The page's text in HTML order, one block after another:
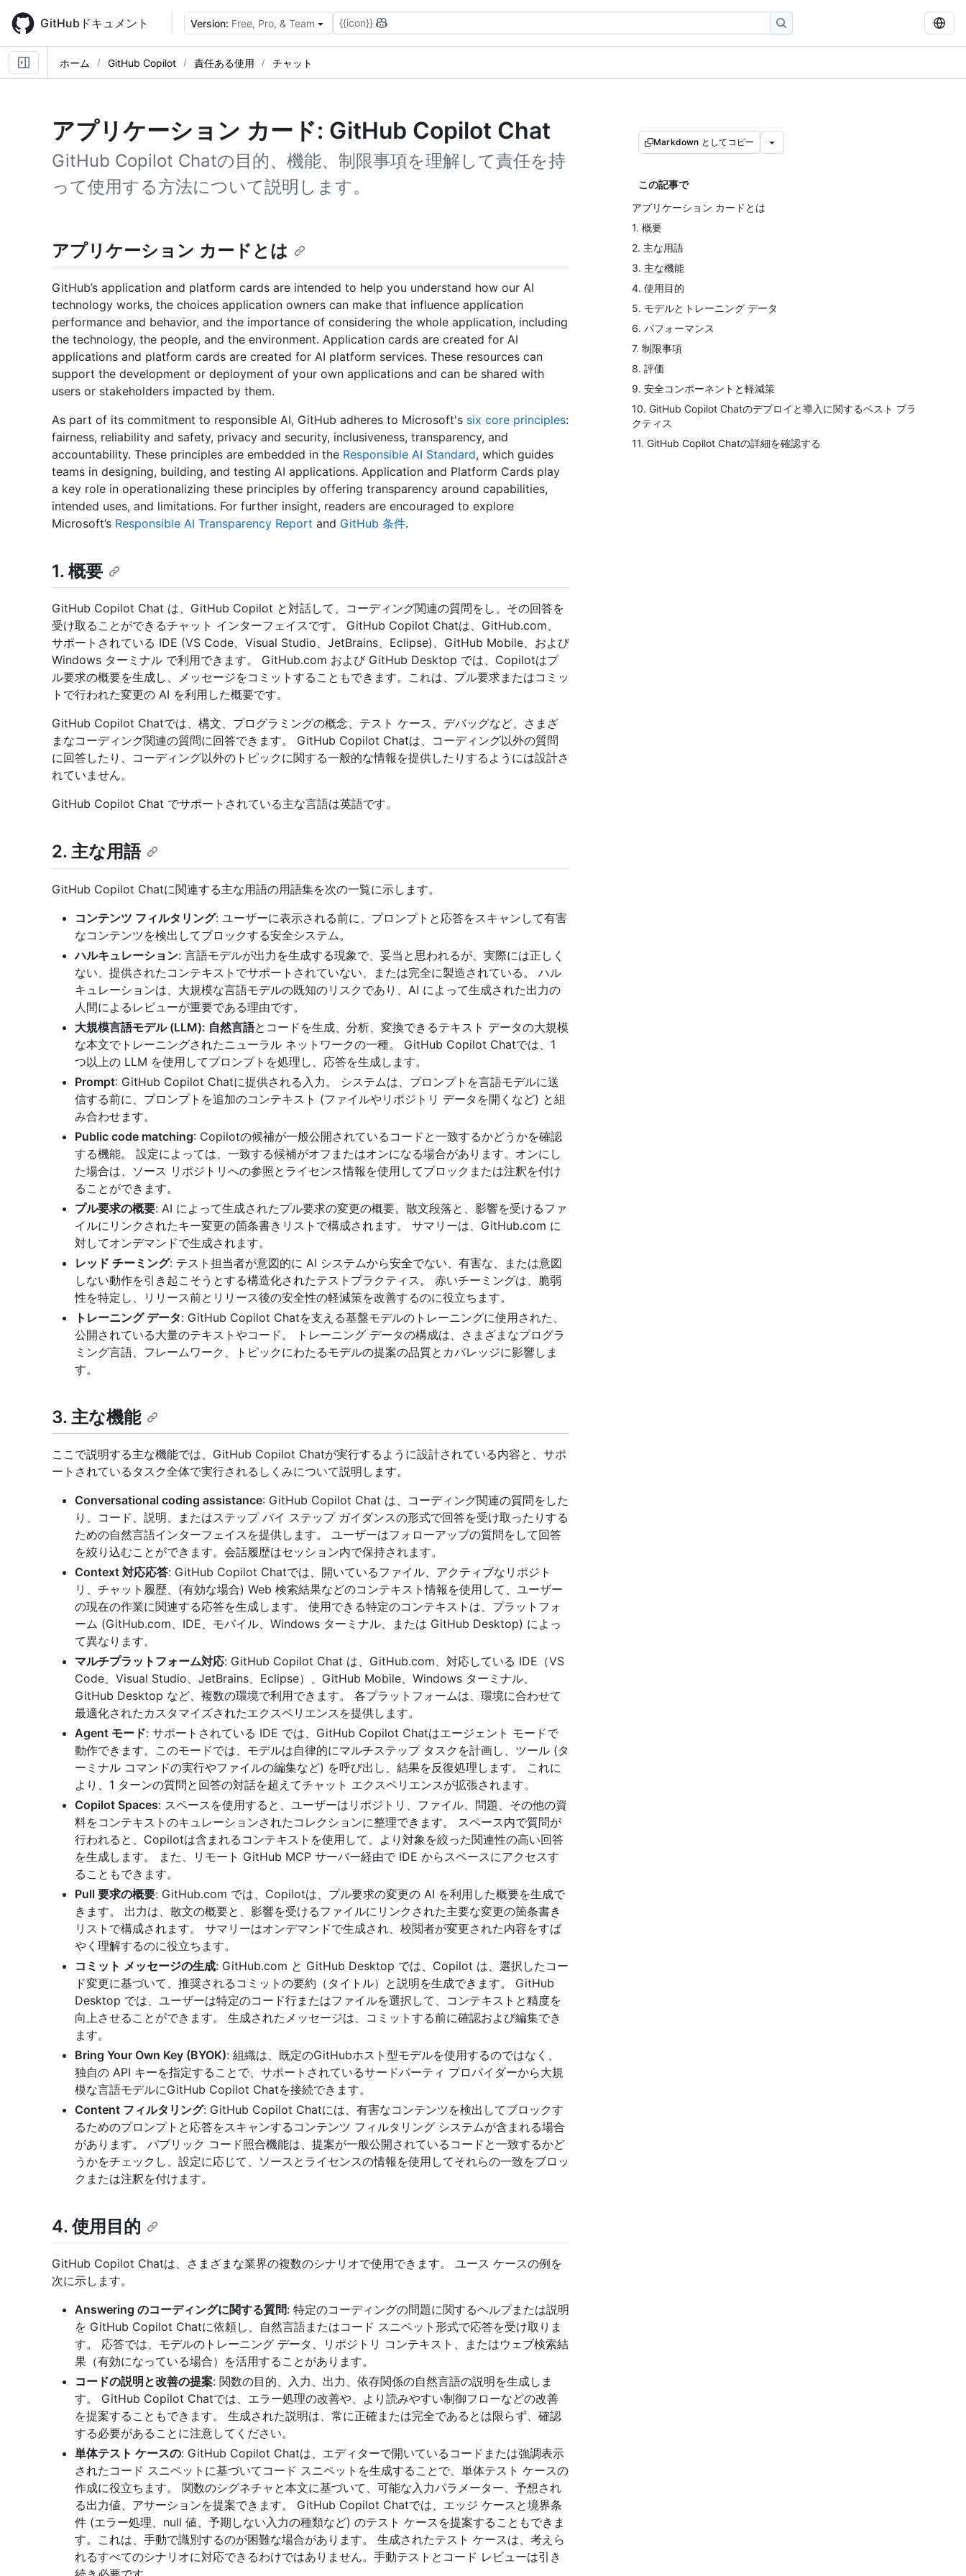
main
content
GitHubドキュメント Version: Free, Pro, & Team {{icon}}
ホーム GitHub Copilot 責任ある使用 チャット
アプリケーション カード: GitHub Copilot Chat
GitHub Copilot Chatの目的、機能、制限事項を理解して責任を持
って使用する方法について説明します。
Markdown としてコピー
この記事で
アプリケーション カードとは
1. 概要
2. 主な用語
3. 主な機能
4. 使用目的
5. モデルとトレーニング データ
6. パフォーマンス
7. 制限事項
8. 評価
9. 安全コンポーネントと軽減策
10. GitHub Copilot Chatのデプロイと導入に関するベスト プラ
クティス
11. GitHub Copilot Chatの詳細を確認する
アプリケーション カードとは
GitHub’s application and platform cards are intended to help you understand how our AI
technology works, the choices application owners can make that influence application
performance and behavior, and the importance of considering the whole application, including
the technology, the people, and the environment. Application cards are created for AI
applications and platform cards are created for AI platform services. These resources can
support the development or deployment of your own applications and can be shared with
users or stakeholders impacted by them.
As part of its commitment to responsible AI, GitHub adheres to Microsoft's six core principles:
fairness, reliability and safety, privacy and security, inclusiveness, transparency, and
accountability. These principles are embedded in the Responsible AI Standard, which guides
teams in designing, building, and testing AI applications. Application and Platform Cards play
a key role in operationalizing these principles by offering transparency around capabilities,
intended uses, and limitations. For further insight, readers are encouraged to explore
Microsoft’s Responsible AI Transparency Report and GitHub 条件.
1. 概要
GitHub Copilot Chat は、GitHub Copilot と対話して、コーディング関連の質問をし、その回答を
受け取ることができるチャット インターフェイスです。 GitHub Copilot Chatは、GitHub.com、
サポートされている IDE (VS Code、Visual Studio、JetBrains、Eclipse)、GitHub Mobile、および
Windows ターミナル で利用できます。 GitHub.com および GitHub Desktop では、Copilotはプ
ル要求の概要を生成し、メッセージをコミットすることもできます。これは、プル要求またはコミッ
トで行われた変更の AI を利用した概要です。
GitHub Copilot Chatでは、構文、プログラミングの概念、テスト ケース、デバッグなど、さまざ
まなコーディング関連の質問に回答できます。 GitHub Copilot Chatは、コーディング以外の質問
に回答したり、コーディング以外のトピックに関する一般的な情報を提供したりするようには設計さ
れていません。
GitHub Copilot Chat でサポートされている主な言語は英語です。
2. 主な用語
GitHub Copilot Chatに関連する主な用語の用語集を次の一覧に示します。
コンテンツ フィルタリング: ユーザーに表示される前に、プロンプトと応答をスキャンして有害
なコンテンツを検出してブロックする安全システム。
ハルキュレーション: 言語モデルが出力を生成する現象で、妥当と思われるが、実際には正しく
ない、提供されたコンテキストでサポートされていない、または完全に製造されている。 ハル
キュレーションは、大規模な言語モデルの既知のリスクであり、AI によって生成された出力の
人間によるレビューが重要である理由です。
大規模言語モデル (LLM): 自然言語とコードを生成、分析、変換できるテキスト データの大規模
な本文でトレーニングされたニューラル ネットワークの一種。 GitHub Copilot Chatでは、1
つ以上の LLM を使用してプロンプトを処理し、応答を生成します。
Prompt: GitHub Copilot Chatに提供される入力。 システムは、プロンプトを言語モデルに送
信する前に、プロンプトを追加のコンテキスト (ファイルやリポジトリ データを開くなど) と組
み合わせます。
Public code matching: Copilotの候補が一般公開されているコードと一致するかどうかを確認
する機能。 設定によっては、一致する候補がオフまたはオンになる場合があります。オンにし
た場合は、ソース リポジトリへの参照とライセンス情報を使用してブロックまたは注釈を付け
ることができます。
プル要求の概要: AI によって生成されたプル要求の変更の概要。散文段落と、影響を受けるファ
イルにリンクされたキー変更の箇条書きリストで構成されます。 サマリーは、GitHub.com に
対してオンデマンドで生成されます。
レッド チーミング: テスト担当者が意図的に AI システムから安全でない、有害な、または意図
しない動作を引き起こそうとする構造化されたテストプラクティス。 赤いチーミングは、脆弱
性を特定し、リリース前とリリース後の安全性の軽減策を改善するのに役立ちます。
トレーニング データ: GitHub Copilot Chatを支える基盤モデルのトレーニングに使用された、
公開されている大量のテキストやコード。 トレーニング データの構成は、さまざまなプログラ
ミング言語、フレームワーク、トピックにわたるモデルの提案の品質とカバレッジに影響しま
す。
3. 主な機能
ここで説明する主な機能では、GitHub Copilot Chatが実行するように設計されている内容と、サポ
ートされているタスク全体で実行されるしくみについて説明します。
Conversational coding assistance: GitHub Copilot Chat は、コーディング関連の質問をした
り、コード、説明、またはステップ バイ ステップ ガイダンスの形式で回答を受け取ったりする
ための自然言語インターフェイスを提供します。 ユーザーはフォローアップの質問をして回答
を絞り込むことができます。会話履歴はセッション内で保持されます。
Context 対応応答: GitHub Copilot Chatでは、開いているファイル、アクティブなリポジト
リ、チャット履歴、(有効な場合) Web 検索結果などのコンテキスト情報を使用して、ユーザー
の現在の作業に関連する応答を生成します。 使用できる特定のコンテキストは、プラットフォ
ーム (GitHub.com、IDE、モバイル、Windows ターミナル、または GitHub Desktop) によっ
て異なります。
マルチプラットフォーム対応: GitHub Copilot Chat は、GitHub.com、対応している IDE（VS
Code、Visual Studio、JetBrains、Eclipse）、GitHub Mobile、Windows ターミナル、
GitHub Desktop など、複数の環境で利用できます。 各プラットフォームは、環境に合わせて
最適化されたカスタマイズされたエクスペリエンスを提供します。
Agent モード: サポートされている IDE では、GitHub Copilot Chatはエージェント モードで
動作できます。このモードでは、モデルは自律的にマルチステップ タスクを計画し、ツール (タ
ーミナル コマンドの実行やファイルの編集など) を呼び出し、結果を反復処理します。 これに
より、1 ターンの質問と回答の対話を超えてチャット エクスペリエンスが拡張されます。
Copilot Spaces: スペースを使用すると、ユーザーはリポジトリ、ファイル、問題、その他の資
料をコンテキストのキュレーションされたコレクションに整理できます。 スペース内で質問が
行われると、Copilotは含まれるコンテキストを使用して、より対象を絞った関連性の高い回答
を生成します。 また、リモート GitHub MCP サーバー経由で IDE からスペースにアクセスす
ることもできます。
Pull 要求の概要: GitHub.com では、Copilotは、プル要求の変更の AI を利用した概要を生成で
きます。 出力は、散文の概要と、影響を受けるファイルにリンクされた主要な変更の箇条書き
リストで構成されます。 サマリーはオンデマンドで生成され、校閲者が変更された内容をすば
やく理解するのに役立ちます。
コミット メッセージの生成: GitHub.com と GitHub Desktop では、Copilot は、選択したコー
ド変更に基づいて、推奨されるコミットの要約（タイトル）と説明を生成できます。 GitHub
Desktop では、ユーザーは特定のコード行またはファイルを選択して、コンテキストと精度を
向上させることができます。 生成されたメッセージは、コミットする前に確認および編集でき
ます。
Bring Your Own Key (BYOK): 組織は、既定のGitHubホスト型モデルを使用するのではなく、
独自の API キーを指定することで、サポートされているサードパーティ プロバイダーから大規
模な言語モデルにGitHub Copilot Chatを接続できます。
Content フィルタリング: GitHub Copilot Chatには、有害なコンテンツを検出してブロックす
るためのプロンプトと応答をスキャンするコンテンツ フィルタリング システムが含まれる場合
があります。 パブリック コード照合機能は、提案が一般公開されているコードと一致するかど
うかをチェックし、設定に応じて、ソースとライセンスの情報を使用してそれらの一致をブロッ
クまたは注釈を付けます。
4. 使用目的
GitHub Copilot Chatは、さまざまな業界の複数のシナリオで使用できます。 ユース ケースの例を
次に示します。
Answering のコーディングに関する質問: 特定のコーディングの問題に関するヘルプまたは説明
を GitHub Copilot Chatに依頼し、自然言語またはコード スニペット形式で応答を受け取りま
す。 応答では、モデルのトレーニング データ、リポジトリ コンテキスト、またはウェブ検索結
果（有効になっている場合）を活用することがあります。
コードの説明と改善の提案: 関数の目的、入力、出力、依存関係の自然言語の説明を生成しま
す。 GitHub Copilot Chatでは、エラー処理の改善や、より読みやすい制御フローなどの改善
を提案することもできます。 生成された説明は、常に正確または完全であるとは限らず、確認
する必要があることに注意してください。
単体テスト ケースの: GitHub Copilot Chatは、エディターで開いているコードまたは強調表示
されたコード スニペットに基づいてコード スニペットを生成することで、単体テスト ケースの
作成に役立ちます。 関数のシグネチャと本文に基づいて、可能な入力パラメーター、予想され
る出力値、アサーションを提案できます。 GitHub Copilot Chatでは、エッジ ケースと境界条
件 (エラー処理、null 値、予期しない入力の種類など) のテスト ケースを提案することもできま
す。これは、手動で識別するのが困難な場合があります。 生成されたテスト ケースは、考えら
れるすべてのシナリオに対応できるわけではありません。手動テストとコード レビューは引き